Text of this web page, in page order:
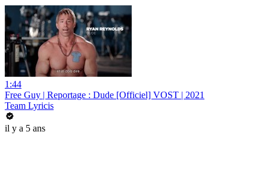
1:44
Free Guy | Reportage : Dude [Officiel] VOST | 2021
Team Lyricis
il y a 5 ans